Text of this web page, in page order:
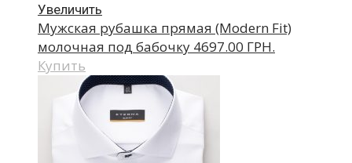
Увеличить
Мужская рубашка прямая (Modern Fit)
молочная под бабочку 4697.00 ГРН.
Купить